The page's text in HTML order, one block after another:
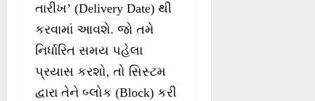
તારીખ’ (Delivery Date) થી
કરવામાં આવશે. જો તમે
નિર્ધારિત સમય પહેલા
પ્રયાસ કરશો, તો સિસ્ટમ
દ્વારા તેને બ્લોક (Block) કરી